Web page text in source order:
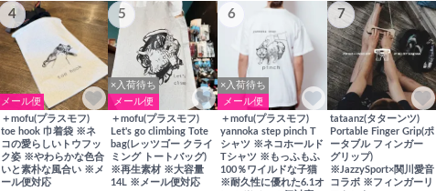
4
メール便
＋mofu(プラスモフ)
toe hook 巾着袋 ※ネ
コの愛らしいトウフッ
ク姿 ※やわらかな色合
いと素朴な風合い ※メ
ール便対応
5
×入荷待ち
メール便
＋mofu(プラスモフ)
Let's go climbing Tote
bag(レッツゴー クライ
ミング トートバッグ)
※再生素材 ※大容量
14L ※メール便対応
6
×入荷待ち
メール便
＋mofu(プラスモフ)
yannoka step pinch T
シャツ ※ネコホールド
Tシャツ ※もっふもふ
100％ワイルドな子猫
※耐久性に優れた6.1オ
7
tataanz(タターンツ)
Portable Finger Grip(ポ
ータブル フィンガー
グリップ)
※JazzySport×関川愛音
コラボ ※フィンガーリ